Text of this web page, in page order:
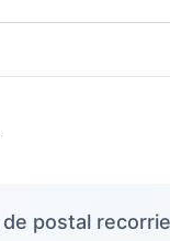
postal